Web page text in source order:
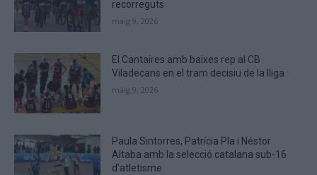
recorreguts
maig 9, 2026
El Cantaires amb baixes rep al CB
Viladecans en el tram decisiu de la lliga
maig 9, 2026
Paula Sintorres, Patrícia Pla i Néstor
Altaba amb la selecció catalana sub-16
d’atletisme